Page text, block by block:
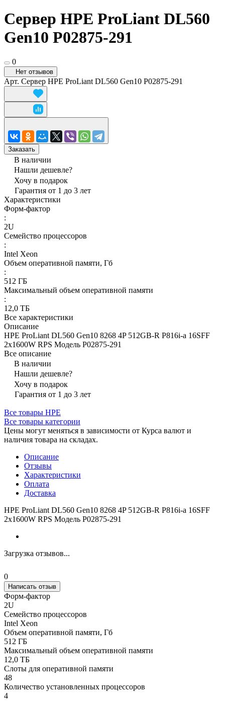
Сервер HPE ProLiant DL560
Gen10 P02875-291
0
Нет отзывов
Арт. Сервер HPE ProLiant DL560 Gen10 P02875-291
Заказать
В наличии
Нашли дешевле?
Хочу в подарок
Гарантия от 1 до 3 лет
Характеристики
Форм-фактор
:
2U
Семейство процессоров
:
Intel Xeon
Объем оперативной памяти, Гб
:
512 ГБ
Максимальный объем оперативной памяти
:
12,0 ТБ
Все характеристики
Описание
HPE ProLiant DL560 Gen10 8268 4P 512GB-R P816i-a 16SFF
2x1600W RPS Модель P02875-291
Все описание
В наличии
Нашли дешевле?
Хочу в подарок
Гарантия от 1 до 3 лет
Все товары HPE
Все товары категории
Цены могут меняться в зависимости от Курса валют и
наличия товара на складах.
Описание
Отзывы
Характеристики
Оплата
Доставка
HPE ProLiant DL560 Gen10 8268 4P 512GB-R P816i-a 16SFF
2x1600W RPS Модель P02875-291
Загрузка отзывов...
0
Написать отзыв
Форм-фактор
2U
Семейство процессоров
Intel Xeon
Объем оперативной памяти, Гб
512 ГБ
Максимальный объем оперативной памяти
12,0 ТБ
Слоты для оперативной памяти
48
Количество установленных процессоров
4